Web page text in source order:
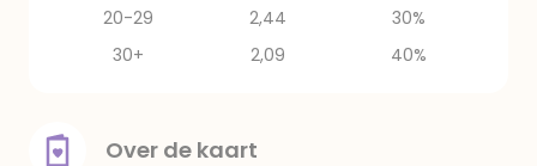
20-29
2,44
30%
30+
2,09 40%
Over de kaart